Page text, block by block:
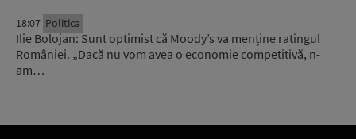
18:07 Politica
Ilie Bolojan: Sunt optimist că Moody’s va menține ratingul
României. „Dacă nu vom avea o economie competitivă, n-
am…